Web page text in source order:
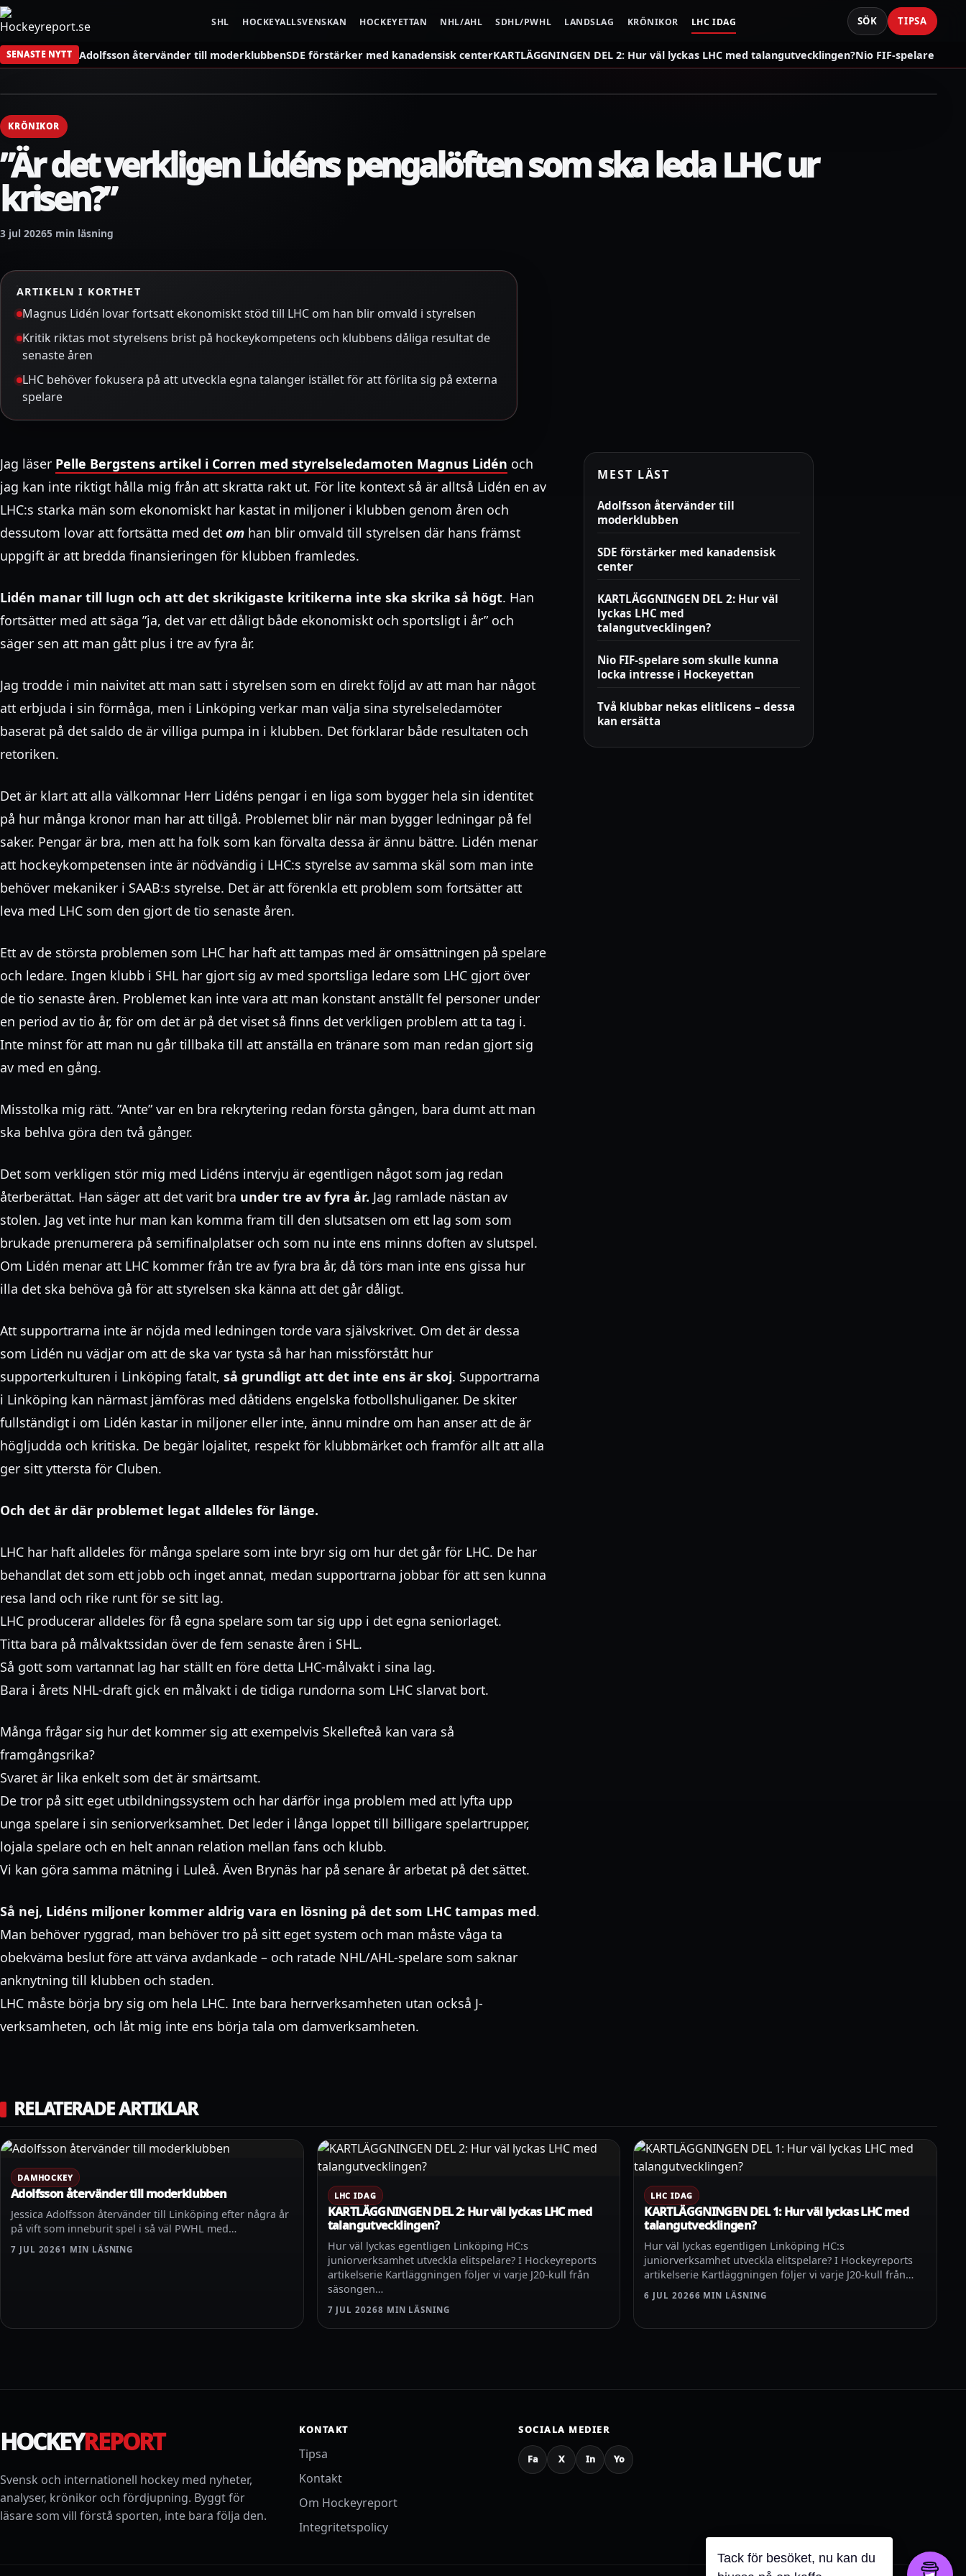
SHL HOCKEYALLSVENSKAN HOCKEYETTAN NHL/AHL SDHL/PWHL LANDSLAG KRÖNIKOR LHC IDAG SÖK TIPSA
SENASTE NYTT Adolfsson återvänder till moderklubbenSDE förstärker med kanadensisk centerKARTLÄGGNINGEN DEL 2: Hur väl lyckas LHC med talangutvecklingen?Nio FIF-spelare som
KRÖNIKOR
”Är det verkligen Lidéns pengalöften som ska leda LHC ur
krisen?”
3 jul 20265 min läsning
ARTIKELN I KORTHET
Magnus Lidén lovar fortsatt ekonomiskt stöd till LHC om han blir omvald i styrelsen
Kritik riktas mot styrelsens brist på hockeykompetens och klubbens dåliga resultat de
senaste åren
LHC behöver fokusera på att utveckla egna talanger istället för att förlita sig på externa
spelare
Jag läser Pelle Bergstens artikel i Corren med styrelseledamoten Magnus Lidén och
jag kan inte riktigt hålla mig från att skratta rakt ut. För lite kontext så är alltså Lidén en av
LHC:s starka män som ekonomiskt har kastat in miljoner i klubben genom åren och
dessutom lovar att fortsätta med det om han blir omvald till styrelsen där hans främst
uppgift är att bredda finansieringen för klubben framledes.
Lidén manar till lugn och att det skrikigaste kritikerna inte ska skrika så högt. Han
fortsätter med att säga ”ja, det var ett dåligt både ekonomiskt och sportsligt i år” och
säger sen att man gått plus i tre av fyra år.
Jag trodde i min naivitet att man satt i styrelsen som en direkt följd av att man har något
att erbjuda i sin förmåga, men i Linköping verkar man välja sina styrelseledamöter
baserat på det saldo de är villiga pumpa in i klubben. Det förklarar både resultaten och
retoriken.
Det är klart att alla välkomnar Herr Lidéns pengar i en liga som bygger hela sin identitet
på hur många kronor man har att tillgå. Problemet blir när man bygger ledningar på fel
saker. Pengar är bra, men att ha folk som kan förvalta dessa är ännu bättre. Lidén menar
att hockeykompetensen inte är nödvändig i LHC:s styrelse av samma skäl som man inte
behöver mekaniker i SAAB:s styrelse. Det är att förenkla ett problem som fortsätter att
leva med LHC som den gjort de tio senaste åren.
Ett av de största problemen som LHC har haft att tampas med är omsättningen på spelare
och ledare. Ingen klubb i SHL har gjort sig av med sportsliga ledare som LHC gjort över
de tio senaste åren. Problemet kan inte vara att man konstant anställt fel personer under
en period av tio år, för om det är på det viset så finns det verkligen problem att ta tag i.
Inte minst för att man nu går tillbaka till att anställa en tränare som man redan gjort sig
av med en gång.
Misstolka mig rätt. ”Ante” var en bra rekrytering redan första gången, bara dumt att man
ska behlva göra den två gånger.
Det som verkligen stör mig med Lidéns intervju är egentligen något som jag redan
återberättat. Han säger att det varit bra under tre av fyra år. Jag ramlade nästan av
stolen. Jag vet inte hur man kan komma fram till den slutsatsen om ett lag som som
brukade prenumerera på semifinalplatser och som nu inte ens minns doften av slutspel.
Om Lidén menar att LHC kommer från tre av fyra bra år, då törs man inte ens gissa hur
illa det ska behöva gå för att styrelsen ska känna att det går dåligt.
Att supportrarna inte är nöjda med ledningen torde vara självskrivet. Om det är dessa
som Lidén nu vädjar om att de ska var tysta så har han missförstått hur
supporterkulturen i Linköping fatalt, så grundligt att det inte ens är skoj. Supportrarna
i Linköping kan närmast jämföras med dåtidens engelska fotbollshuliganer. De skiter
fullständigt i om Lidén kastar in miljoner eller inte, ännu mindre om han anser att de är
högljudda och kritiska. De begär lojalitet, respekt för klubbmärket och framför allt att alla
ger sitt yttersta för Cluben.
Och det är där problemet legat alldeles för länge.
LHC har haft alldeles för många spelare som inte bryr sig om hur det går för LHC. De har
behandlat det som ett jobb och inget annat, medan supportrarna jobbar för att sen kunna
resa land och rike runt för se sitt lag.
LHC producerar alldeles för få egna spelare som tar sig upp i det egna seniorlaget.
Titta bara på målvaktssidan över de fem senaste åren i SHL.
Så gott som vartannat lag har ställt en före detta LHC-målvakt i sina lag.
Bara i årets NHL-draft gick en målvakt i de tidiga rundorna som LHC slarvat bort.
Många frågar sig hur det kommer sig att exempelvis Skellefteå kan vara så
framgångsrika?
Svaret är lika enkelt som det är smärtsamt.
De tror på sitt eget utbildningssystem och har därför inga problem med att lyfta upp
unga spelare i sin seniorverksamhet. Det leder i långa loppet till billigare spelartrupper,
lojala spelare och en helt annan relation mellan fans och klubb.
Vi kan göra samma mätning i Luleå. Även Brynäs har på senare år arbetat på det sättet.
Så nej, Lidéns miljoner kommer aldrig vara en lösning på det som LHC tampas med.
Man behöver ryggrad, man behöver tro på sitt eget system och man måste våga ta
obekväma beslut före att värva avdankade – och ratade NHL/AHL-spelare som saknar
anknytning till klubben och staden.
LHC måste börja bry sig om hela LHC. Inte bara herrverksamheten utan också J-
verksamheten, och låt mig inte ens börja tala om damverksamheten.
MEST LÄST
Adolfsson återvänder till
moderklubben
SDE förstärker med kanadensisk
center
KARTLÄGGNINGEN DEL 2: Hur väl
lyckas LHC med
talangutvecklingen?
Nio FIF-spelare som skulle kunna
locka intresse i Hockeyettan
Två klubbar nekas elitlicens – dessa
kan ersätta
RELATERADE ARTIKLAR
DAMHOCKEY
Adolfsson återvänder till moderklubben
Jessica Adolfsson återvänder till Linköping efter några år
på vift som inneburit spel i så väl PWHL med…
7 JUL 2026 1 MIN LÄSNING
LHC IDAG
KARTLÄGGNINGEN DEL 2: Hur väl lyckas LHC med
talangutvecklingen?
Hur väl lyckas egentligen Linköping HC:s
juniorverksamhet utveckla elitspelare? I Hockeyreports
artikelserie Kartläggningen följer vi varje J20-kull från
säsongen…
7 JUL 20268 MIN LÄSNING
LHC IDAG
KARTLÄGGNINGEN DEL 1: Hur väl lyckas LHC med
talangutvecklingen?
Hur väl lyckas egentligen Linköping HC:s
juniorverksamhet utveckla elitspelare? I Hockeyreports
artikelserie Kartläggningen följer vi varje J20-kull från…
6 JUL 20266 MIN LÄSNING
HOCKEYREPORT
Svensk och internationell hockey med nyheter,
analyser, krönikor och fördjupning. Byggt för
läsare som vill förstå sporten, inte bara följa den.
KONTAKT
Tipsa
Kontakt
Om Hockeyreport
Integritetspolicy
SOCIALA MEDIER
Fa X In Yo